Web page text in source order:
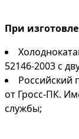
При
52146-2003 с
Российский
от Гросс-ПК.
службы;